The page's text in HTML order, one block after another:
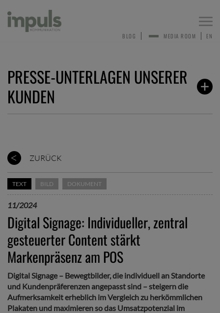
EN
MEDIA ROOM
BLOG
PRESSE-UNTERLAGEN UNSERER
KUNDEN
ZURÜCK
TEXT BILD DOKUMENT
11/2024
Digital Signage: Individueller, zentral
gesteuerter Content stärkt
Markenpräsenz am POS
Digital Signage – Bewegtbilder, die individuell an Standorte
und Kundenpräferenzen angepasst sind – steigern die
Aufmerksamkeit erheblich im Vergleich zu herkömmlichen
Plakaten und maximieren so das Umsatzpotenzial im